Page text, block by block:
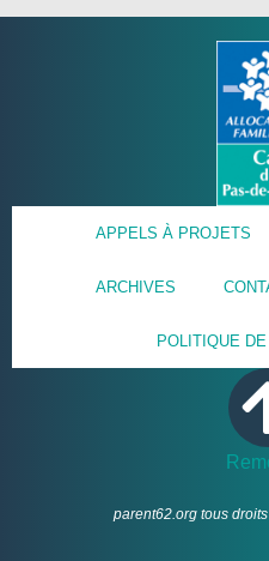
APPELS À PROJETS
ARCHIVES
POLITIQUE
parent62.org tous